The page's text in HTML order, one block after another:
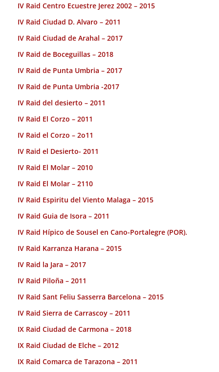
IV Raid Centro Ecuestre Jerez 2002 – 2015
IV Raid Ciudad D. Alvaro – 2011
IV Raid Ciudad de Arahal – 2017
IV Raid de Boceguillas – 2018
IV Raid de Punta Umbria – 2017
IV Raid de Punta Umbria -2017
IV Raid del desierto – 2011
IV Raid El Corzo – 2011
IV Raid el Corzo – 2o11
IV Raid el Desierto- 2011
IV Raid El Molar – 2010
IV Raid El Molar – 2110
IV Raid Espiritu del Viento Malaga – 2015
IV Raid Guia de Isora – 2011
IV Raid Hípico de Sousel en Cano-Portalegre (POR).
IV Raid Karranza Harana – 2015
IV Raid la Jara – 2017
IV Raid Piloña – 2011
IV Raid Sant Feliu Sasserra Barcelona – 2015
IV Raid Sierra de Carrascoy – 2011
IX Raid Ciudad de Carmona – 2018
IX Raid Ciudad de Elche – 2012
IX Raid Comarca de Tarazona – 2011